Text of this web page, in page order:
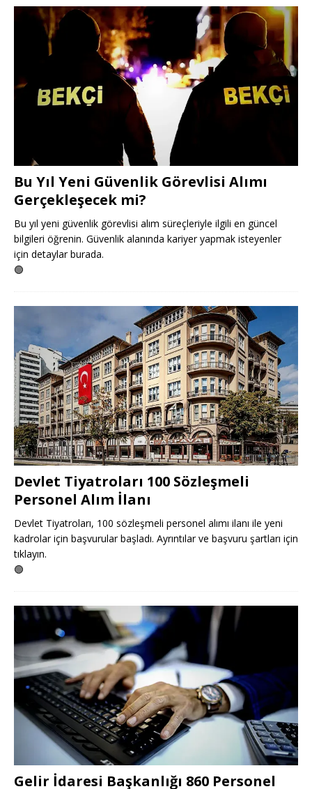
Bu Yıl Yeni Güvenlik Görevlisi Alımı
Gerçekleşecek mi?
Bu yıl yeni güvenlik görevlisi alım süreçleriyle ilgili en güncel
bilgileri öğrenin. Güvenlik alanında kariyer yapmak isteyenler
için detaylar burada.
🟢
Devlet Tiyatroları 100 Sözleşmeli
Personel Alım İlanı
Devlet Tiyatroları, 100 sözleşmeli personel alımı ilanı ile yeni
kadrolar için başvurular başladı. Ayrıntılar ve başvuru şartları için
tıklayın.
🟢
Gelir İdaresi Başkanlığı 860 Personel